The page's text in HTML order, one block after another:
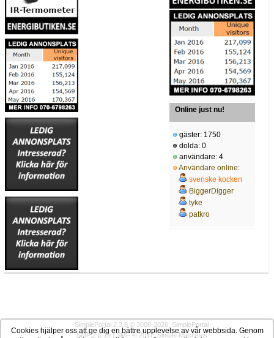
Online just nu!
gäster: 1750
dolda: 0
användare: 4
Användare online:
svenske kocken
BiggerDigger
tyke
patkro
SimplePortal 2.3.8 © 2008-2026, SimplePortal
SMF 2.0.19|SMF © 2017,Simple Machines
Cookies hjälper oss att ge dig en bättre upplevelse av vår webbsida. Genom